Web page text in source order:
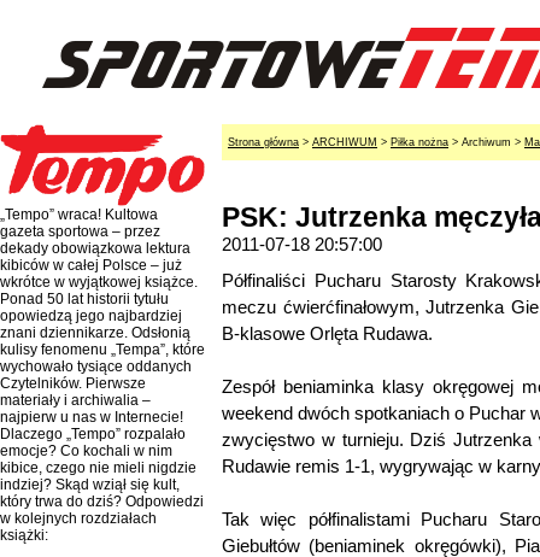
„Tempo” wraca! Kultowa
gazeta sportowa – przez
dekady obowiązkowa lektura
kibiców w całej Polsce – już
wkrótce w wyjątkowej książce.
Ponad 50 lat historii tytułu
opowiedzą jego najbardziej
znani dziennikarze. Odsłonią
kulisy fenomenu „Tempa”, które
wychowało tysiące oddanych
Czytelników. Pierwsze
materiały i archiwalia –
najpierw u nas w Internecie!
Dlaczego „Tempo” rozpalało
emocje? Co kochali w nim
kibice, czego nie mieli nigdzie
indziej? Skąd wziął się kult,
który trwa do dziś? Odpowiedzi
w kolejnych rozdziałach
książki:
Strona główna > ARCHIWUM > Piłka nożna > Archiwum >
PSK: Jutrzenka
2011-07-18 20:57:00
Półfinaliści Pucharu Starosty
meczu ćwierćfinałowym, Jutrzenka
B-klasowe Orlęta Rudawa.
Zespół beniaminka klasy okręgowej
weekend dwóch spotkaniach o Puchar
zwycięstwo w turnieju. Dziś Jutrzenka
Rudawie remis 1-1, wygrywając w
Tak więc półfinalistami Pucharu
Giebułtów (beniaminek okręgówki),